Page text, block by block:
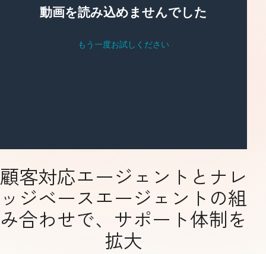
顧客対応エージェントとナレ
ッジベースエージェントの組
み合わせで、サポート体制を
拡大